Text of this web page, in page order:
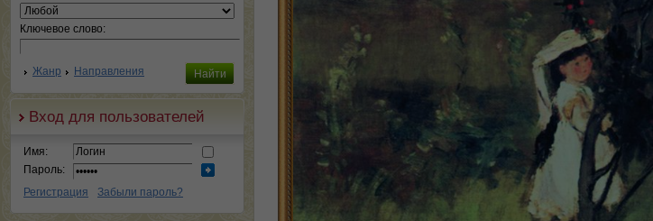
Ключевое слово:
Жанр Направления
Вход для пользователей
Имя:
Пароль:
Регистрация
Забыли пароль?